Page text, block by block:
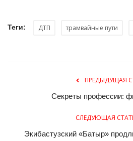
Теги: ДТП трамвайные пути
ПРЕДЫДУЩАЯ
Секреты профессии:
СЛЕДУЮЩАЯ
Экибастузский «Батыр»